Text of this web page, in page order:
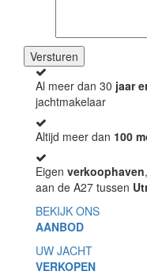
Al meer dan 30 jaar
jachtmakelaar
Altijd meer dan 100
Eigen verkoophaven
aan de A27 tussen
BEKIJK ONS
AANBOD
UW JACHT
VERKOPEN